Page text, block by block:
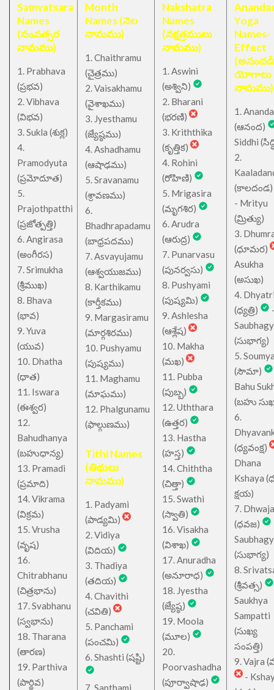
Samvatsara
Names
(సంవత్సర
నామము)
1. Prabhava
(ప్రభవ)
2. Vibhava
(విభవ)
3. Sukla (శుక్ల)
4.
Pramodyuta
(ప్రమోదూత)
5.
Prajothpatthi
(ప్రజోత్పత్తి)
6. Angirasa
(అంగీరస)
7. Srimukha
(శ్రీముఖ)
8. Bhava
(భావ)
9. Yuva
(యువ)
10. Dhatha
(ధాత)
11. Iswara
(ఈశ్వర)
12.
Bahudhanya
(బహుధాన్య)
13. Pramadi
(ప్రమాది)
14. Vikrama
(విక్రమ)
15. Vrusha
(వృష)
16.
Chitrabhanu
(చిత్రభాను)
17. Svabhanu
(స్వభాను)
18. Tharana
(తారణ)
19. Parthiva
(పార్థివ)
Month
Names (నెల
నామము)
1. Chaithramu
(చైత్రము)
2. Vaisakhamu
(వైశాఖము)
3. Jyesthamu
(జ్యేష్ఠము)
4. Ashadhamu
(ఆషాఢము)
5. Sravanamu
(శ్రావణము)
6.
Bhadhrapadamu
(బాధ్రపదము)
7. Asvayujamu
(ఆశ్వయుజము)
8. Karthikamu
(కార్తీకము)
9. Margasiramu
(మార్గశిరము)
10. Pushyamu
(పుష్యము)
11. Maghamu
(మాఘము)
12. Phalgunamu
(ఫాల్గుణము)
Tithi Names
(తిథులు
నామము)
1. Padyami
(పాడ్యమి)
2. Vidiya
(విదియ)
3. Thadiya
(తదియ)
4. Chavithi
(చవితి)
5. Panchami
(పంచమి)
6. Shashti (షష్టి)
7. Sapthami
Nakshatra
Names
(నక్షత్రములు
నామము)
1. Aswini
(అశ్విని)
2. Bharani
(భరణి)
3. Kriththika
(కృత్తిక)
4. Rohini
(రోహిణి)
5. Mrigasira
(మృగశిర)
6. Arudra
(ఆరుద్ర)
7. Punarvasu
(పునర్వసు)
8. Pushyami
(పుష్యమి)
9. Ashlesha
(ఆశ్లేష)
10. Makha
(మఖ)
11. Pubba
(పుబ్బ)
12. Uththara
(ఉత్తర)
13. Hastha
(హస్త)
14. Chiththa
(చిత్తా)
15. Swathi
(స్వాతి)
16. Visakha
(విశాఖ)
17. Anuradha
(అనూరాధ)
18. Jyestha
(జ్యేష్ఠ)
19. Moola
(మూల)
20.
Poorvashadha
(పూర్వాషాఢ)
Yoga
Names-
Effect
(అనందడి
యోగాలు
నామము)
1. Ananda
(ఆనంద)
Siddhi
2.
(కాలదండ)
- Mrityu
(మ్రిత్యు)
3.
(ధూమర)
Asukha
(అసుఖ)
4.
(ధ్యత్రి)
(సుభాగ్య)
5.
(సౌమా)
Bahu
(బహు
6.
(ధ్యవంక్ష)
Dhana
Kshaya
క్షయ)
7. Dhwaja
(ధవజ)
(సుభాగ్య)
8.
(శ్రీవత్స)
Saukhya
Sampatti
(సుఖ్య
సంపత్తి)
9. Vajra
-